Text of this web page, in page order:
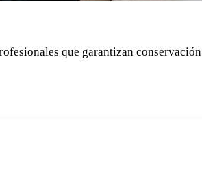
que garantizan conservación